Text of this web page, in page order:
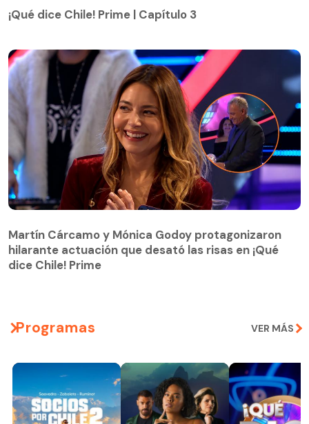
¡Qué dice Chile! Prime | Capítulo 3
hilarante actuación que desató las risas en ¡Qué
dice Chile! Prime
Martín Cárcamo y Mónica Godoy protagonizaron
hilarante actuación que desató las risas en ¡Qué
dice Chile! Prime
Programas VER MÁS